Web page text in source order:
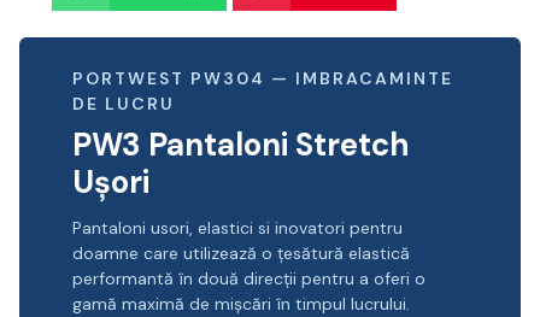
PORTWEST PW304 — IMBRACAMINTE
DE LUCRU
PW3 Pantaloni Stretch
Ușori
Pantaloni usori, elastici si inovatori pentru
doamne care utilizează o țesătură elastică
performantă în două direcții pentru a oferi o
gamă maximă de mișcări în timpul lucrului.